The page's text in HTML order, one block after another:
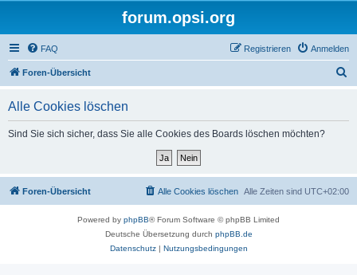
forum.opsi.org
FAQ Anmelden
Registrieren
Foren-Übersicht
Alle Cookies löschen
Sind Sie sich sicher, dass Sie alle Cookies des Boards löschen möchten?
Foren-Übersicht Alle Zeiten sind UTC+02:00
Alle Cookies löschen
Powered by phpBB® Forum Software © phpBB Limited
Deutsche Übersetzung durch phpBB.de
Datenschutz| Nutzungsbedingungen